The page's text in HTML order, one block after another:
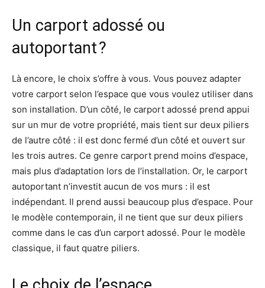
Un carport adossé ou
autoportant ?
Là encore, le choix s’offre à vous. Vous pouvez adapter
votre carport selon l’espace que vous voulez utiliser dans
son installation. D’un côté, le carport adossé prend appui
sur un mur de votre propriété, mais tient sur deux piliers
de l’autre côté : il est donc fermé d’un côté et ouvert sur
les trois autres. Ce genre carport prend moins d’espace,
mais plus d’adaptation lors de l’installation. Or, le carport
autoportant n’investit aucun de vos murs : il est
indépendant. Il prend aussi beaucoup plus d’espace. Pour
le modèle contemporain, il ne tient que sur deux piliers
comme dans le cas d’un carport adossé. Pour le modèle
classique, il faut quatre piliers.